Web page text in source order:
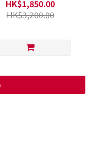
HK$1,850.00
HK$3,200.00